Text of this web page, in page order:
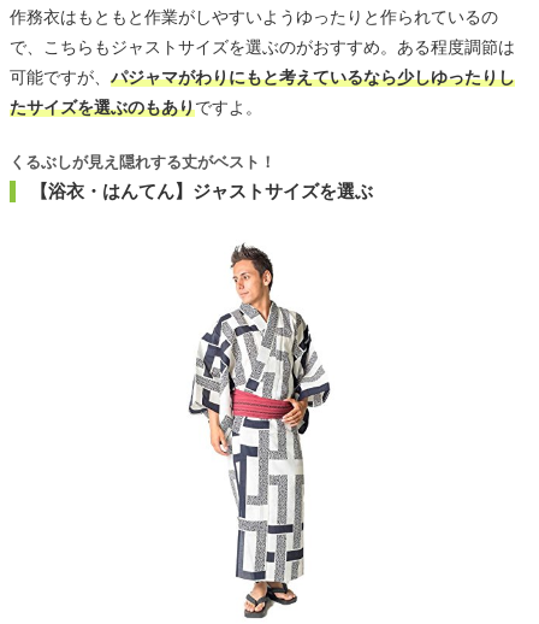
作務衣はもともと作業がしやすいようゆったりと作られているの
で、こちらもジャストサイズを選ぶのがおすすめ。ある程度調節は
可能ですが、 パジャマがわりにもと考えているなら少しゆったりし
たサイズを選ぶのもありですよ。
【浴衣・はんてん】ジャストサイズを選ぶ
くるぶしが見え隠れする丈がベスト！